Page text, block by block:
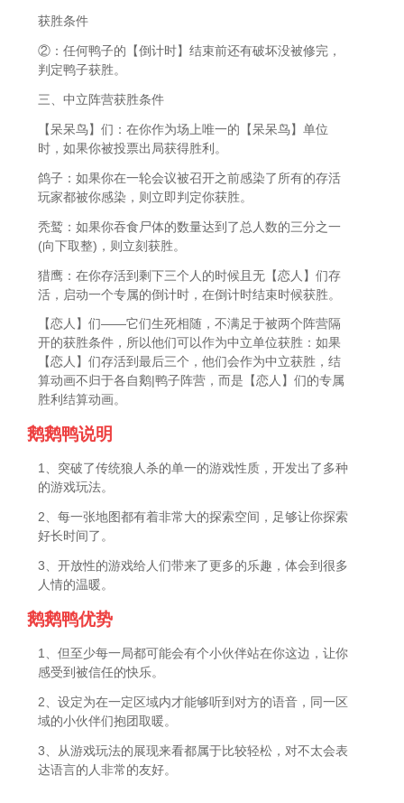
获胜条件
②：任何鸭子的【倒计时】结束前还有破坏没被修完，
判定鸭子获胜。
三、中立阵营获胜条件
【呆呆鸟】们：在你作为场上唯一的【呆呆鸟】单位
时，如果你被投票出局获得胜利。
鸽子：如果你在一轮会议被召开之前感染了所有的存活
玩家都被你感染，则立即判定你获胜。
秃鹫：如果你吞食尸体的数量达到了总人数的三分之一
(向下取整)，则立刻获胜。
猎鹰：在你存活到剩下三个人的时候且无【恋人】们存
活，启动一个专属的倒计时，在倒计时结束时候获胜。
【恋人】们——它们生死相随，不满足于被两个阵营隔
开的获胜条件，所以他们可以作为中立单位获胜：如果
【恋人】们存活到最后三个，他们会作为中立获胜，结
算动画不归于各自鹅|鸭子阵营，而是【恋人】们的专属
胜利结算动画。
鹅鹅鸭说明
1、突破了传统狼人杀的单一的游戏性质，开发出了多种
的游戏玩法。
2、每一张地图都有着非常大的探索空间，足够让你探索
好长时间了。
3、开放性的游戏给人们带来了更多的乐趣，体会到很多
人情的温暖。
鹅鹅鸭优势
1、但至少每一局都可能会有个小伙伴站在你这边，让你
感受到被信任的快乐。
2、设定为在一定区域内才能够听到对方的语音，同一区
域的小伙伴们抱团取暖。
3、从游戏玩法的展现来看都属于比较轻松，对不太会表
达语言的人非常的友好。